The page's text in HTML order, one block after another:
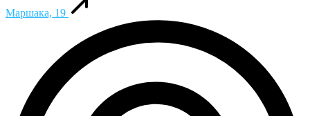
Маршака, 19